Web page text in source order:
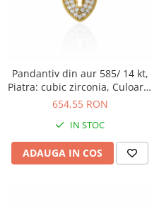
Pandantiv din aur 585/ 14 kt,
Piatra: cubic zirconia, Culoare:
transparenta
654,55 RON
IN STOC
ADAUGA IN COS